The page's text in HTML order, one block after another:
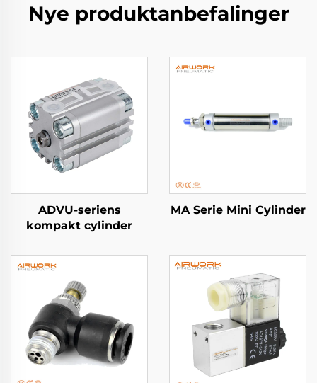
Nye produktanbefalinger
ADVU-seriens
kompakt cylinder
MA Serie Mini Cylinder